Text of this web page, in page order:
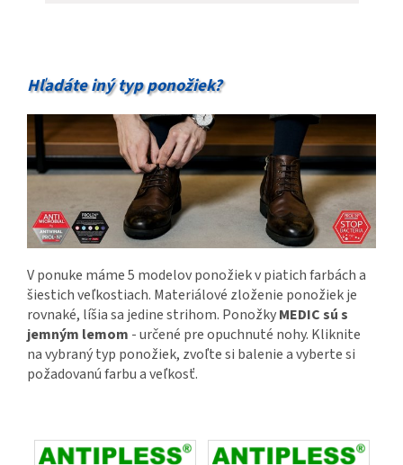
Hľadáte iný typ ponožiek?
V ponuke máme 5 modelov ponožiek v piatich farbách a
šiestich veľkostiach. Materiálové zloženie ponožiek je
rovnaké, líšia sa jedine strihom. PonožkyMEDIC sú s
jemným lemom - určené pre opuchnuté nohy. Kliknite
na vybraný typ ponožiek, zvoľte si balenie a vyberte si
požadovanú farbu a veľkosť.